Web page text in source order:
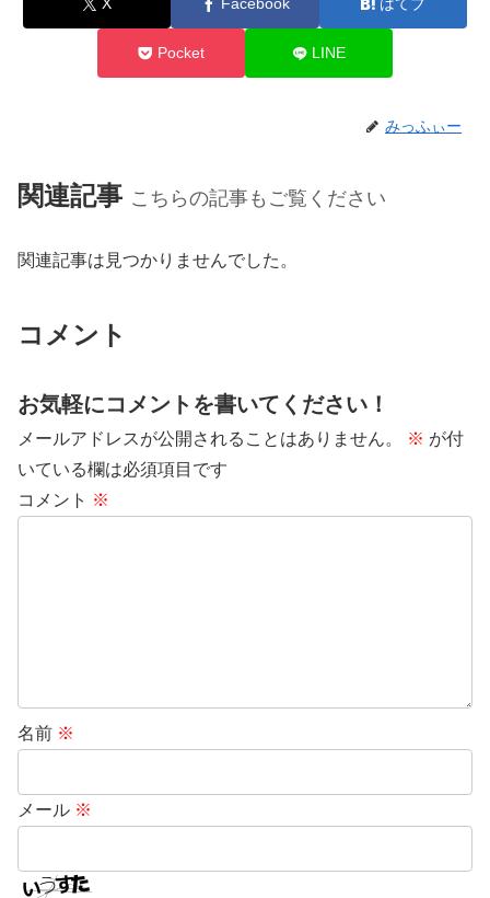
Pocket LINE
みっふぃー
関連記事 こちらの記事もご覧ください
関連記事は見つかりませんでした。
コメント
お気軽にコメントを書いてください！
メールアドレスが公開されることはありません。 ※ が付
いている欄は必須項目です
コメント ※
名前 ※
メール ※